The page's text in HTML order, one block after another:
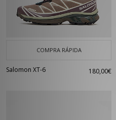
COMPRA RÁPIDA
Salomon XT-6 180,00€